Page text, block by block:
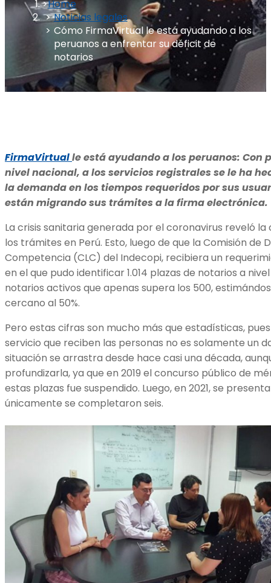
Home
Noticias legales
Cómo FirmaVirtual le está ayudando a los
peruanos a enfrentar su déficit de
notarios
FirmaVirtualle está ayudando a los peruanos: Con
nivel nacional, a los servicios registrales se le ha
la demanda en los tiempos requeridos por sus
están migrando sus trámites a la firma electrónica.
La crisis sanitaria generada por el coronavirus reveló
los trámites en Perú. Esto, luego de que la Comisión de
Competencia (CLC) del Indecopi, recibiera un
en el que pudo identificar 1.014 plazas de notarios a
notarios activos que apenas supera los 500,
cercano al 50%.
Pero estas cifras son mucho más que estadísticas,
servicio que reciben las personas no es solamente un
situación se arrastra desde hace casi una década,
profundizarla, ya que en 2019 el concurso público de
estas plazas fue suspendido. Luego, en 2021, se
únicamente se completaron seis.